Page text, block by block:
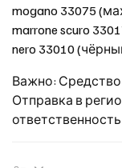
mogano 33075
marrone scuro
nero 33010
Важно:
Отправка в